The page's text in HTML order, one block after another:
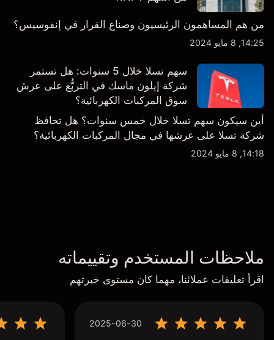
من هم المساهمون الرئيسيون وصناع القرار في إنفوسيس؟
14:25, 8 مايو 2024
سهم تسلا خلال 5 سنوات: هل تستمر
شركة إيلون ماسك في التربُّع على عرش
سوق المركبات الكهربائية؟
أين سيكون سهم تسلا خلال خمس سنوات؟ هل تحافظ
شركة تسلا على عرشها في مجال المركبات الكهربائية؟
14:18, 8 مايو 2024
ملاحظات المستخدم وتقييماته
اقرأ تعليقات عملائنا، مهما كان مستوى خبرتهم
2025-06-30